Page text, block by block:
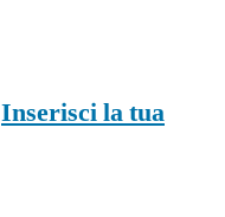
Inserisci la tua